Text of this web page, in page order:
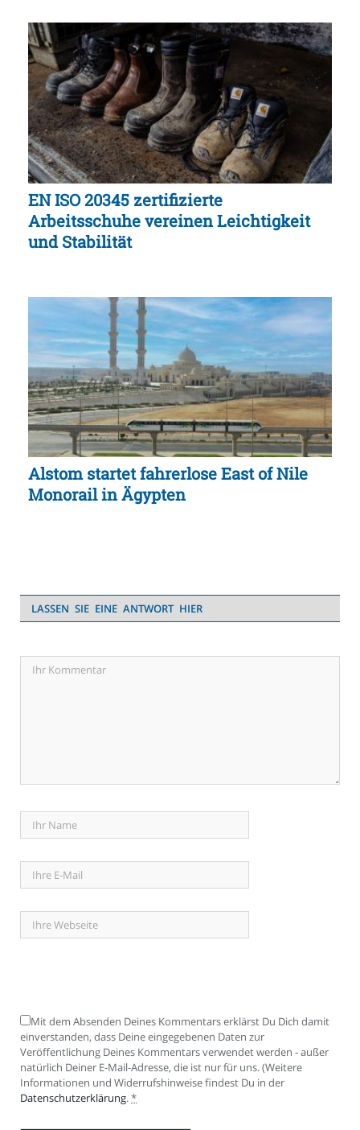
EN ISO 20345 zertifizierte
Arbeitsschuhe vereinen Leichtigkeit
und Stabilität
Alstom startet fahrerlose East of Nile
Monorail in Ägypten
LASSEN SIE EINE ANTWORT HIER
Mit dem Absenden Deines Kommentars erklärst Du Dich damit
einverstanden, dass Deine eingegebenen Daten zur
Veröffentlichung Deines Kommentars verwendet werden - außer
natürlich Deiner E-Mail-Adresse, die ist nur für uns. (Weitere
Informationen und Widerrufshinweise findest Du in der
Datenschutzerklärung.*